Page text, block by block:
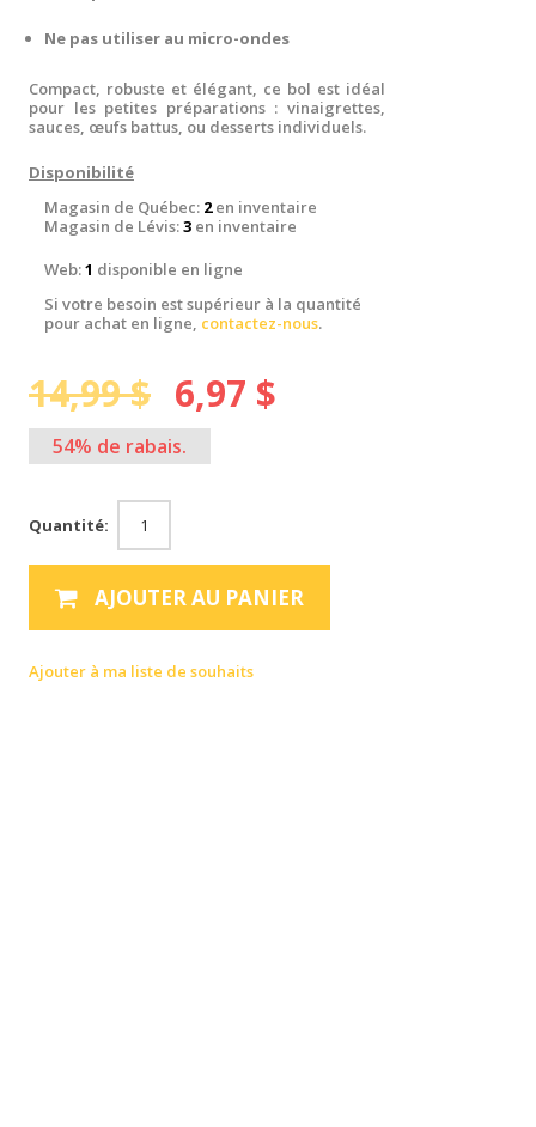
Ne pas utiliser au micro-ondes
Compact, robuste et élégant, ce bol est idéal
pour les petites préparations : vinaigrettes,
sauces, œufs battus, ou desserts individuels.
Disponibilité
Magasin de Québec: 2en inventaire
Magasin de Lévis:3 en inventaire
Web:1 disponible en ligne
Si votre besoin est supérieur à la quantité
pour achat en ligne, contactez-nous.
14,99 $ 6,97 $
54% de rabais.
Quantité:
AJOUTER AU PANIER
Ajouter à ma liste de souhaits